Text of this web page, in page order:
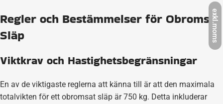
exkl.moms
Regler och Bestämmelser för Obromsat
Släp
Viktkrav och Hastighetsbegränsningar
En av de viktigaste reglerna att känna till är att den maximala
totalvikten för ett obromsat släp är 750 kg. Detta inkluderar